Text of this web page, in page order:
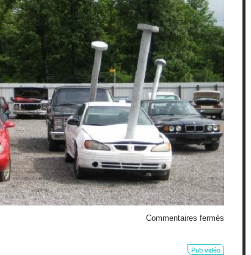
Commentaires fermés
clou
Pub vidéo